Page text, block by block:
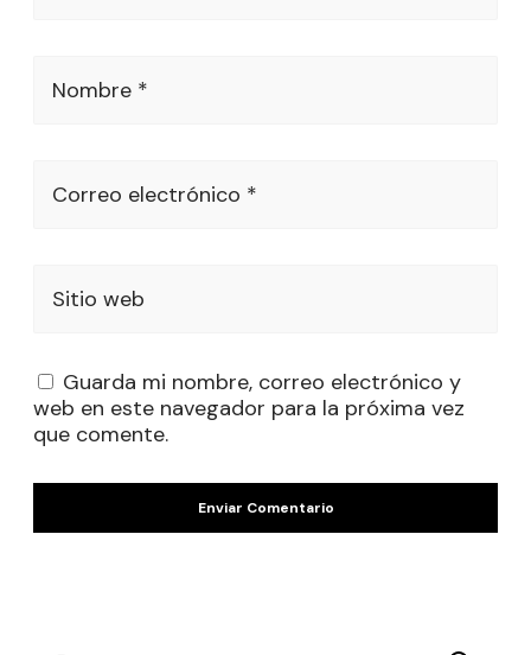
Nombre *
Correo electrónico *
Sitio web
Guarda mi nombre, correo electrónico y
web en este navegador para la próxima vez
que comente.